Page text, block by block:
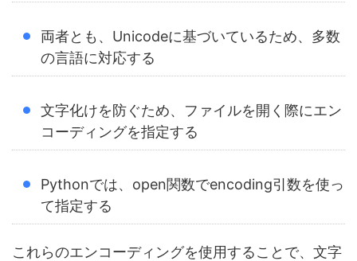
両者とも、Unicodeに基づいているため、多数
の言語に対応する
文字化けを防ぐため、ファイルを開く際にエン
コーディングを指定する
Pythonでは、open関数でencoding引数を使っ
て指定する
これらのエンコーディングを使用することで、文字